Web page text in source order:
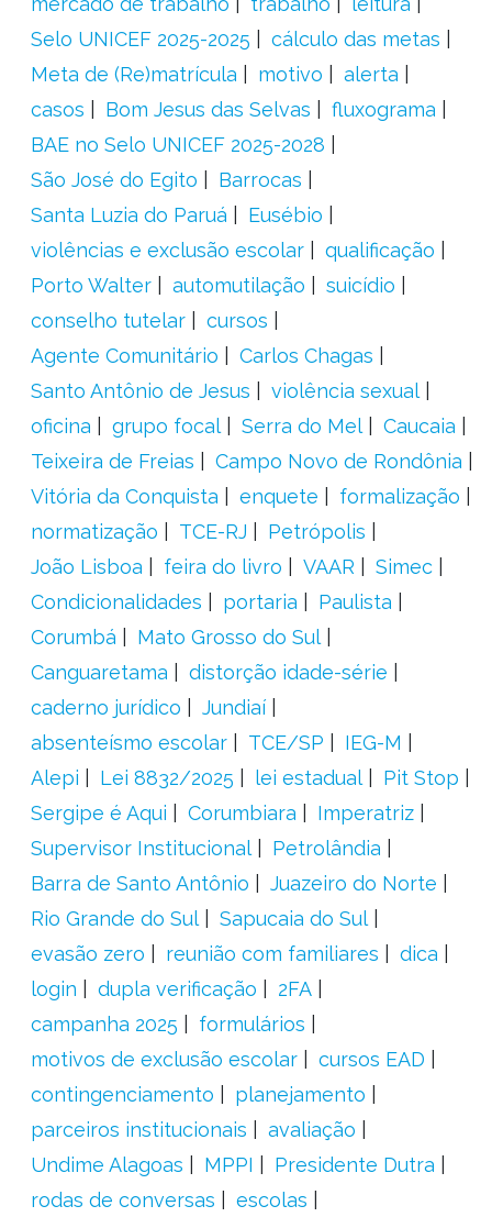
Selo UNICEF 2025-2025
cálculo das metas
Meta de (Re)matrícula
motivo
alerta
casos
Bom Jesus das Selvas
fluxograma
BAE no Selo UNICEF 2025-2028
São José do Egito
Barrocas
Santa Luzia do Paruá
Eusébio
violências e exclusão escolar
qualificação
Porto Walter
automutilação
suicídio
conselho tutelar
cursos
Agente Comunitário
Carlos Chagas
Santo Antônio de Jesus
violência sexual
oficina
grupo focal Serra do Mel
Caucaia
Teixeira de Freias
Campo Novo de Rondônia
Vitória da Conquista
enquete
formalização
normatização
TCE-RJ
Petrópolis
João Lisboa
feira do livro VAAR
Simec
Condicionalidades
portaria
Paulista
Corumbá
Mato Grosso do Sul
Canguaretama
distorção idade-série
caderno jurídico
Jundiaí
absenteísmo escolar
TCE/SP
IEG-M
Alepi
Lei 8832/2025 lei estadual
Pit Stop
Sergipe é Aqui
Corumbiara
Imperatriz
Supervisor Institucional
Petrolândia
Barra de Santo Antônio
Juazeiro do Norte
Rio Grande do Sul
Sapucaia do Sul
evasão zero
reunião com familiares
dica
login
dupla verificação
2FA
campanha 2025
formulários
motivos de exclusão escolar
cursos EAD
contingenciamento
planejamento
parceiros institucionais
avaliação
Undime Alagoas
MPPI
Presidente Dutra
rodas de conversas
escolas